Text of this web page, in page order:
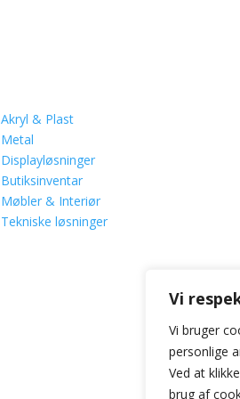
Vi
Vi bruger
personlige
Ved at
brug af
Akryl & Plast
Metal
Displayløsninger
Butiksinventar
Møbler & Interiør
Tekniske løsninger